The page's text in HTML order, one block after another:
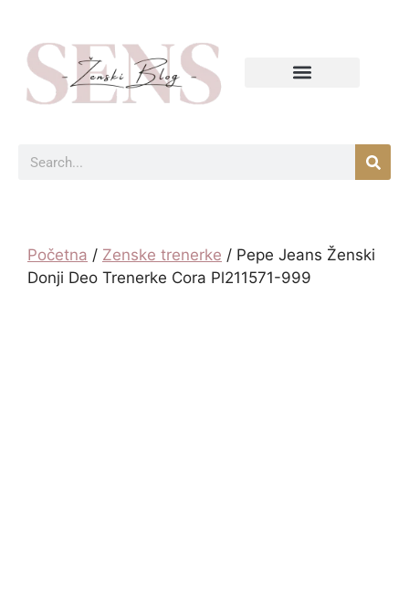
Početna / Zenske trenerke / Pepe Jeans Ženski
Donji Deo Trenerke Cora Pl211571-999